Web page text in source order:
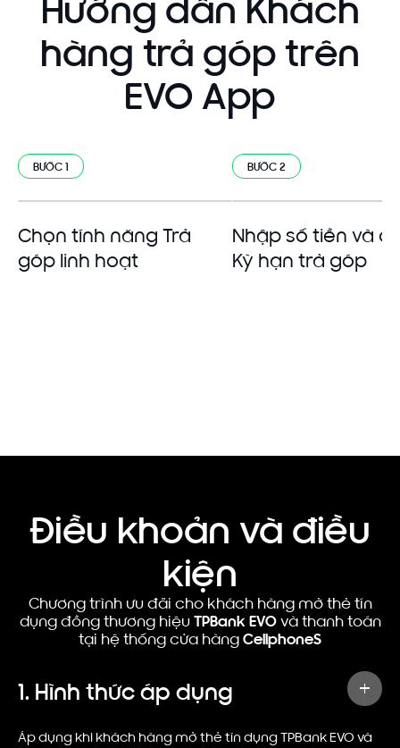
Hướng dẫn Khách
hàng trả góp trên
EVO App
BƯỚC 1
Chọn tính năng Trả
góp linh hoạt
BƯỚC 2
Nhập số tiền và
Kỳ hạn trả góp
Điều khoản và điều
kiện
Chương trình ưu đãi cho khách hàng mở thẻ tín
dụng đồng thương hiệuTPBank EVOvà thanh toán
tại hệ thống cửa hàngCellphoneS
1. Hình thức áp dụng
Áp dụng khi khách hàng mở thẻ tín dụng TPBank EVO và